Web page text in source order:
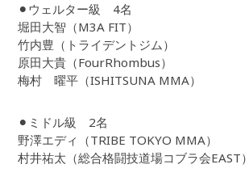
⚫︎ウェルター級 4名
堀田大智（M3A FIT）
竹内豊（トライデントジム）
原田大貴（FourRhombus）
梅村 曜平（ISHITSUNA MMA）
⚫︎ミドル級 2名
野澤エディ（TRIBE TOKYO MMA）
村井祐太（総合格闘技道場コブラ会EAST）